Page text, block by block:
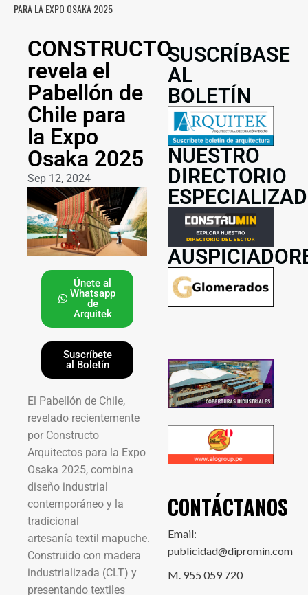
PARA LA EXPO OSAKA 2025
CONSTRUCTO
revela el
Pabellón de
Chile para
la Expo
Osaka 2025
Sep 12, 2024
Únete al
Whatsapp
de
Arquitek
Suscríbete
al Boletín
El Pabellón de Chile,
revelado recientemente
por Constructo
Arquitectos para la Expo
Osaka 2025, combina
diseño industrial
contemporáneo y la
tradicional
artesanía textil mapuche.
Construido con madera
industrializada (CLT) y
presentando textiles
SUSCRÍBASE
AL
BOLETÍN
NUESTRO
DIRECTORIO
CONTÁCTANOS
Email:
publicidad@dipromin.com
M. 955 059 720